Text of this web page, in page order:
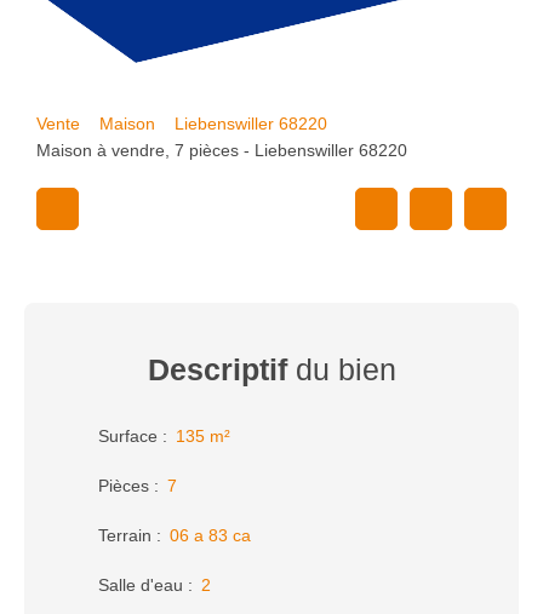
Vente Maison
Liebenswiller 68220
Maison à vendre, 7 pièces - Liebenswiller 68220
Descriptifdu bien
Surface : 135 m²
Pièces : 7
Terrain : 06 a 83 ca
Salle d'eau : 2